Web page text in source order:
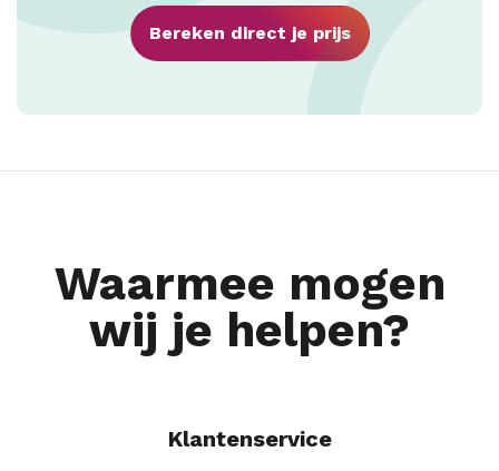
Bereken direct je prijs
Waarmee mogen
wij je helpen?
Klantenservice